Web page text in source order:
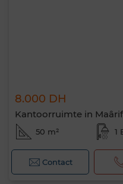
8.000 DH
Kantoorruimte in
50 m² 1
Contact